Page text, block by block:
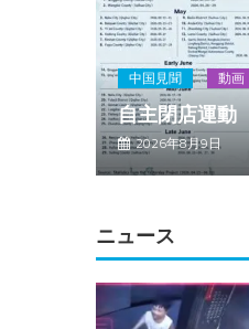
中国見聞 動画
自主閉店運
2026年8月9日
ニュース